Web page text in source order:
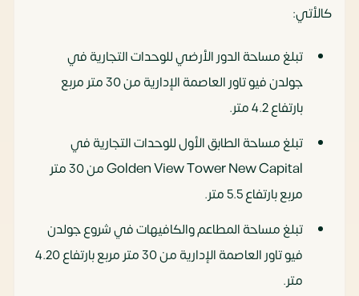
كالأتي:
تبلغ مساحة الدور الأرضي للوحدات التجارية في
جولدن فيو تاور العاصمة الإدارية من 30 متر مربع
بارتفاع 4.2 متر.
تبلغ مساحة الطابق الأول للوحدات التجارية في
Golden View Tower New Capital من 30 متر
مربع بارتفاع 5.5 متر.
تبلغ مساحة المطاعم والكافيهات في شروع جولدن
فيو تاور العاصمة الإدارية من 30 متر مربع بارتفاع 4.20
متر.